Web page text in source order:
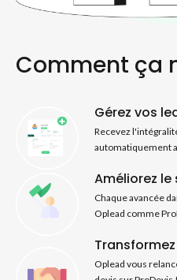
Comment ça
Gérez vos
Recevez
automatiquement
Améliorez
Chaque avancée
Oplead comme
Oplead vous